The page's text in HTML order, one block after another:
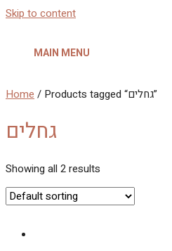
Skip to content
MAIN MENU
Home / Products tagged “גחלים”
גחלים
Showing all 2 results